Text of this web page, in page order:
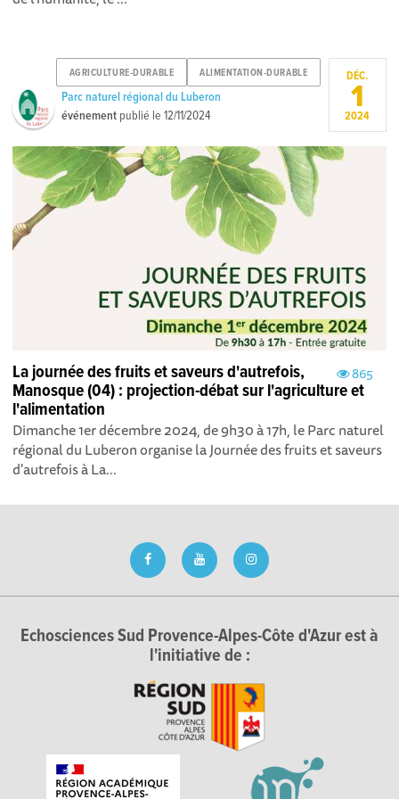
AGRICULTURE-DURABLE ALIMENTATION-DURABLE
Parc naturel régional du Luberon
événement publié le12/11/2024
DÉC.
1
2024
865
La journée des fruits et saveurs d'autrefois,
Manosque (04) : projection-débat sur l'agriculture et
l'alimentation
Dimanche 1er décembre 2024, de 9h30 à 17h, le Parc naturel
régional du Luberon organise la Journée des fruits et saveurs
d'autrefois à La...
Echosciences Sud Provence-Alpes-Côte d'Azur est à
l'initiative de :